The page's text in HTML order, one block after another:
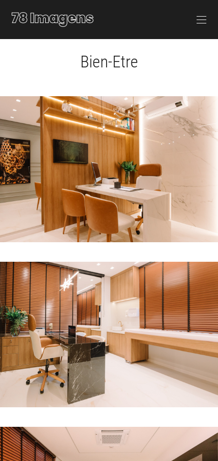
Bien-Etre